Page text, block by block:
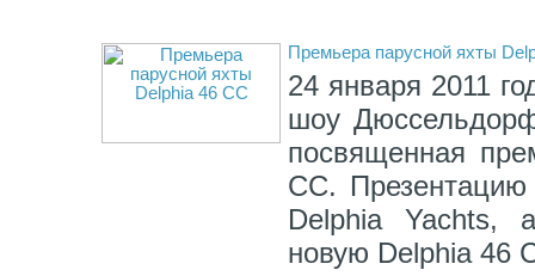
Премьера парусной яхты
24 января 2011
шоу
посвященная
CC. Презентацию
Delphia Yachts,
новую Delphia 46